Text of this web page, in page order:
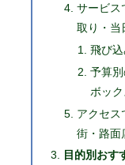
サービス
取り・当
飛び
予算
ボック
アクセス
街・路面
目的別おす